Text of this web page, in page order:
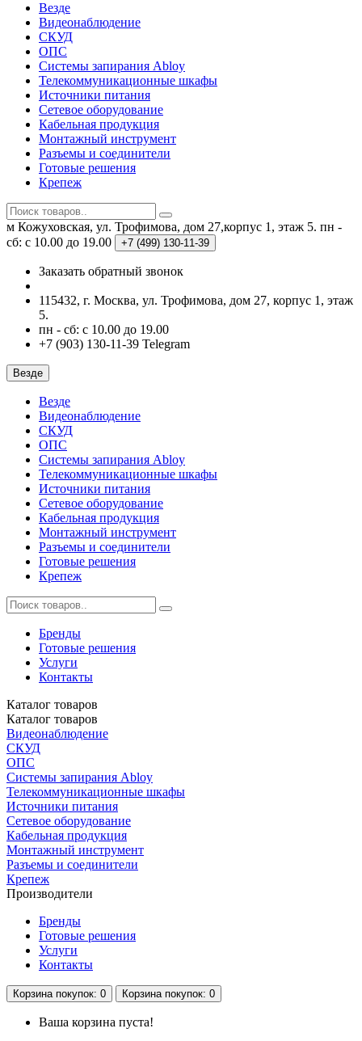
Везде
Видеонаблюдение
СКУД
ОПС
Системы запирания Abloy
Телекоммуникационные шкафы
Источники питания
Сетевое оборудование
Кабельная продукция
Монтажный инструмент
Разъемы и соединители
Готовые решения
Крепеж
м Кожуховская, ул. Трофимова, дом 27,корпус 1, этаж 5. пн -
сб: с 10.00 до 19.00
+7 (499) 130-11-39
Заказать обратный звонок
115432, г. Москва, ул. Трофимова, дом 27, корпус 1, этаж
5.
пн - сб: с 10.00 до 19.00
+7 (903) 130-11-39 Telegram
Везде
Везде
Видеонаблюдение
СКУД
ОПС
Системы запирания Abloy
Телекоммуникационные шкафы
Источники питания
Сетевое оборудование
Кабельная продукция
Монтажный инструмент
Разъемы и соединители
Готовые решения
Крепеж
Бренды
Готовые решения
Услуги
Контакты
Каталог товаров
Каталог товаров
Видеонаблюдение
СКУД
ОПС
Системы запирания Abloy
Телекоммуникационные шкафы
Источники питания
Сетевое оборудование
Кабельная продукция
Монтажный инструмент
Разъемы и соединители
Крепеж
Производители
Бренды
Готовые решения
Услуги
Контакты
Корзинапокупок: 0 Корзинапокупок: 0
Ваша корзина пуста!